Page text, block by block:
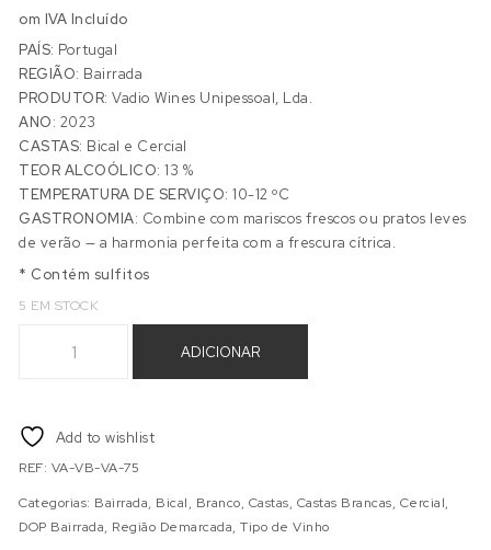
om IVA Incluído
PAÍS: Portugal
REGIÃO: Bairrada
PRODUTOR: Vadio Wines Unipessoal, Lda.
ANO: 2023
CASTAS: Bical e Cercial
TEOR ALCOÓLICO:13 %
TEMPERATURA DE SERVIÇO: 10-12 ºC
GASTRONOMIA: Combine com mariscos frescos ou pratos leves
de verão — a harmonia perfeita com a frescura cítrica.
* Contém sulfitos
5 EM STOCK
ADICIONAR
Add to wishlist
REF: VA-VB-VA-75
Categorias: Bairrada, Bical, Branco, Castas, Castas Brancas, Cercial,
DOP Bairrada, Região Demarcada,Tipo de Vinho